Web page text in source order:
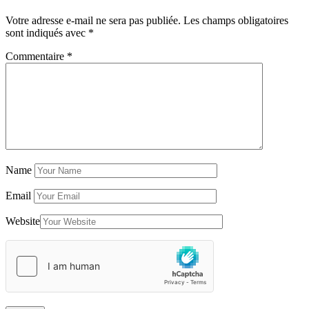
Votre adresse e-mail ne sera pas publiée. Les champs obligatoires
sont indiqués avec *
Commentaire *
Name
Email
Website